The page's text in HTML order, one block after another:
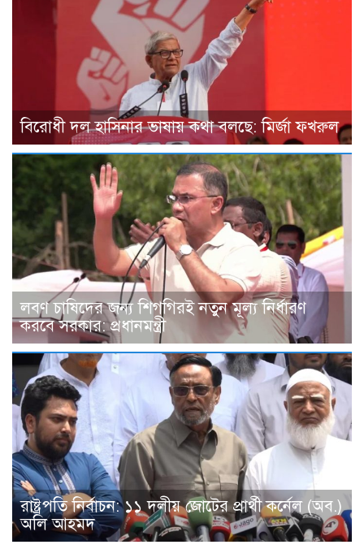
বিরোধী দল হাসিনার ভাষায় কথা বলছে: মির্জা ফখরুল
লবণ চাষিদের জন্য শিগগিরই নতুন মূল্য নির্ধারণ
করবে সরকার: প্রধানমন্ত্রী
রাষ্ট্রপতি নির্বাচন: ১১ দলীয় জোটের প্রার্থী কর্নেল (অব.)
অলি আহমদ